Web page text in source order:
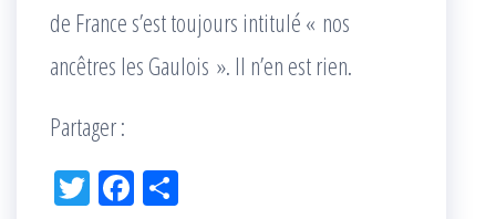
de France s’est toujours intitulé « nos
ancêtres les Gaulois ». Il n’en est rien.
Partager :
Tw Fac